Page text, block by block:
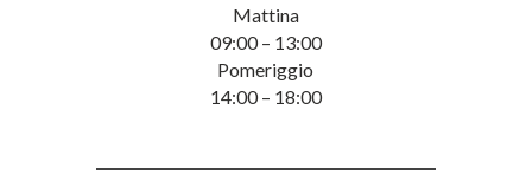
Mattina
09:00 – 13:00
Pomeriggio
14:00 – 18:00